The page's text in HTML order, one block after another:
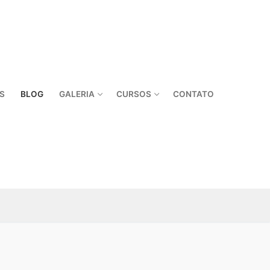
BLOG GALERIA CURSOS CONTATO